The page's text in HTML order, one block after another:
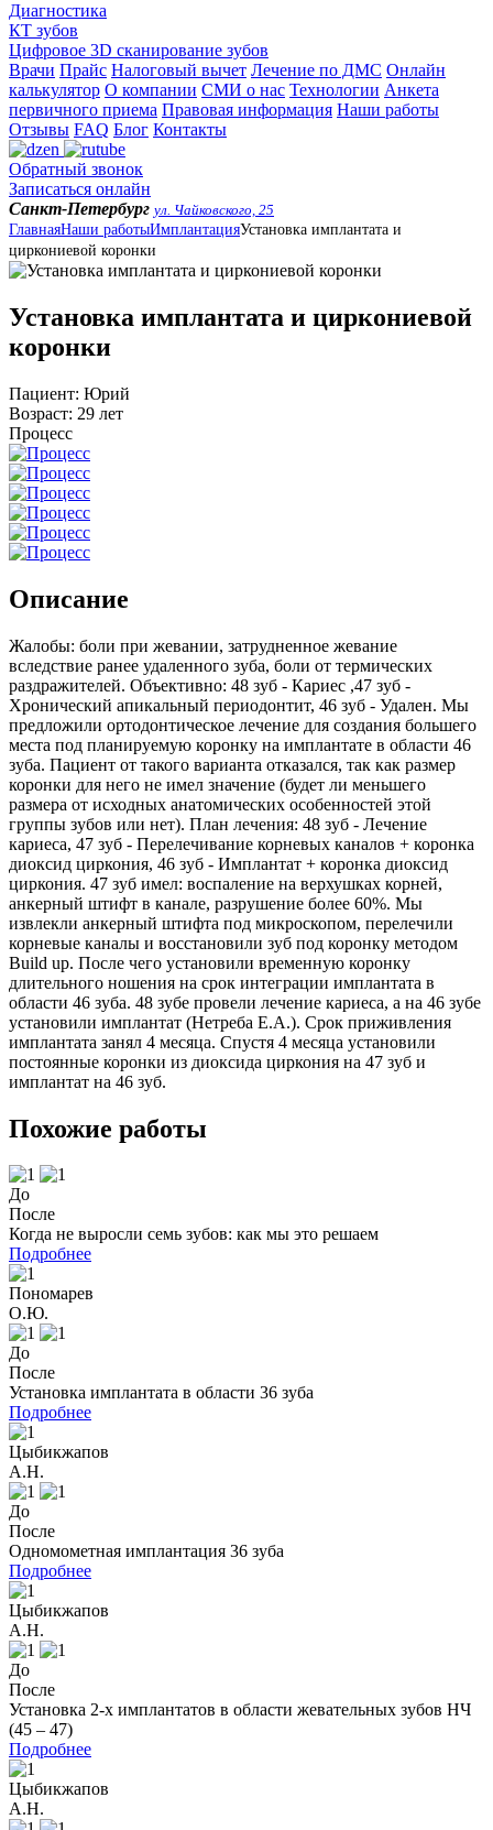
Диагностика
КТ зубов
Цифровое 3D сканирование зубов
Врачи Прайс Налоговый вычет Лечение по ДМС Онлайн
калькулятор О компании СМИ о нас Технологии Анкета
первичного приема Правовая информация Наши работы
Отзывы FAQ Блог Контакты
Обратный звонок
Записаться онлайн
Санкт-Петербург ул. Чайковского, 25
ГлавнаяНаши работыИмплантацияУстановка имплантата и
циркониевой коронки
Установка имплантата и циркониевой
коронки
Пациент: Юрий
Возраст: 29 лет
Процесс
Описание
Жалобы: боли при жевании, затрудненное жевание
вследствие ранее удаленного зуба, боли от термических
раздражителей. Объективно: 48 зуб - Кариес ,47 зуб -
Хронический апикальный периодонтит, 46 зуб - Удален. Мы
предложили ортодонтическое лечение для создания большего
места под планируемую коронку на имплантате в области 46
зуба. Пациент от такого варианта отказался, так как размер
коронки для него не имел значение (будет ли меньшего
размера от исходных анатомических особенностей этой
группы зубов или нет). План лечения: 48 зуб - Лечение
кариеса, 47 зуб - Перелечивание корневых каналов + коронка
диоксид циркония, 46 зуб - Имплантат + коронка диоксид
циркония. 47 зуб имел: воспаление на верхушках корней,
анкерный штифт в канале, разрушение более 60%. Мы
извлекли анкерный штифта под микроскопом, перелечили
корневые каналы и восстановили зуб под коронку методом
Build up. После чего установили временную коронку
длительного ношения на срок интеграции имплантата в
области 46 зуба. 48 зубе провели лечение кариеса, а на 46 зубе
установили имплантат (Нетреба Е.А.). Срок приживления
имплантата занял 4 месяца. Спустя 4 месяца установили
постоянные коронки из диоксида циркония на 47 зуб и
имплантат на 46 зуб.
Похожие работы
До
После
Когда не выросли семь зубов: как мы это решаем
Подробнее
Пономарев
О.Ю.
До
После
Установка имплантата в области 36 зуба
Подробнее
Цыбикжапов
А.Н.
До
После
Одномометная имплантация 36 зуба
Подробнее
Цыбикжапов
А.Н.
До
После
Установка 2-х имплантатов в области жевательных зубов НЧ
(45 – 47)
Подробнее
Цыбикжапов
А.Н.